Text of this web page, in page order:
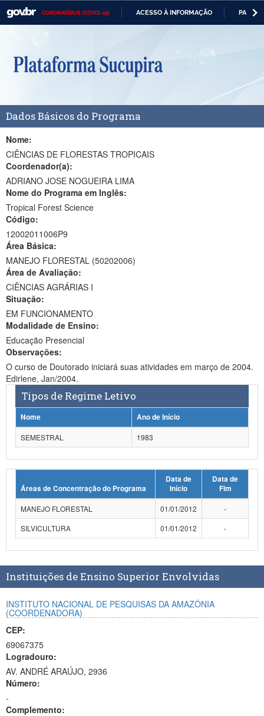
CORONAVÍRUS (COVID-19) ACESSO À INFORMAÇÃO
Casa Civil
Ministério da Defesa
Ministério da Economia
Ministério da Infraestrutura
Ministério da Educação
Ministério da Cidadania
Ministério da Saúde
Ministério da Ciência, Tecnologia, Inovações e Comunicações
Ministério do Meio Ambiente
Ministério do Turismo
Ministério do Desenvolvimento Regional
Ministério da Mulher, da Família e dos Direitos Humanos
Secretaria-Geral
Gabinete de Segurança Institucional
Advocacia-Geral da União
Planalto
Dados Básicos do Programa
Nome:
CIÊNCIAS DE FLORESTAS TROPICAIS
Coordenador(a):
ADRIANO JOSE NOGUEIRA LIMA
Nome do Programa em Inglês:
Tropical Forest Science
Código:
12002011006P9
Área Básica:
MANEJO FLORESTAL (50202006)
Área de Avaliação:
CIÊNCIAS AGRÁRIAS I
Situação:
EM FUNCIONAMENTO
Modalidade de Ensino:
Educação Presencial
Observações:
O curso de Doutorado iniciará suas atividades em março de 2004.
Edirlene, Jan/2004.
Tipos de Regime Letivo
Nome
Ano de Início
SEMESTRAL
1983
Áreas de Concentração do Programa
Data de
Início
Data de
Fim
MANEJO FLORESTAL
01/01/2012
-
SILVICULTURA
01/01/2012 -
Instituições de Ensino Superior Envolvidas
INSTITUTO NACIONAL DE PESQUISAS DA AMAZÔNIA
(COORDENADORA)
CEP:
69067375
Logradouro:
AV. ANDRÉ ARAÚJO, 2936
Número:
-
Complemento: